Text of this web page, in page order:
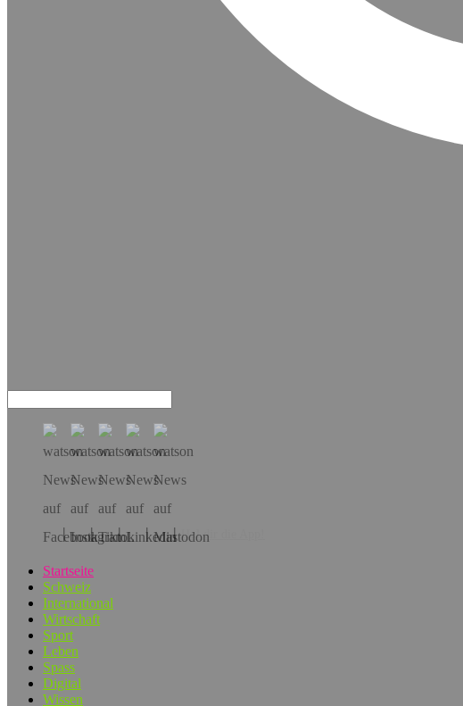
Hol dir die App!
Startseite
Schweiz
International
Wirtschaft
Sport
Leben
Spass
Digital
Wissen